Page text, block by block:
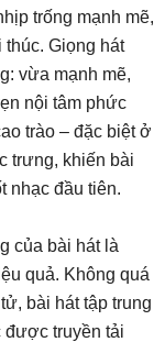
trống mạnh mẽ,
thúc. Giọng hát
vừa mạnh mẽ,
nội tâm phức
trào – đặc biệt ở
trưng, khiến bài
nhạc đầu tiên.
của bài hát là
quả. Không quá
bài hát tập trung
được truyền tải